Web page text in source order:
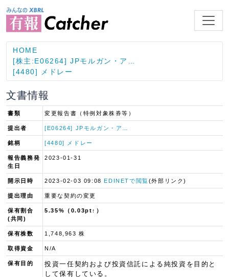
HOME
[株主:E06264] JPモルガン・ア…
[4480] メドレー
文書情報
書類 変更報告書（特例対象株券等）
提出者 [E06264] JPモルガン・ア…
銘柄 [4480] メドレー
報告義務発
生日
2023-01-31
開示日時 2023-02-03 09:08EDINETで閲覧(外部リンク)
提出理由 重要な契約の変更
保有割合
(共同)
5.35%（0.03pt↑）
保有株数 1,748,963 株
取得資金 N/A
保有目的
投資一任契約および投資信託による純投資を目的と
して保有している。